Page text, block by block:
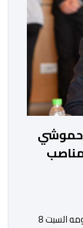
حموشي
في مناصب
أعلنت المديرية العامة للأمن الوطني، زوال يومه السبت 8